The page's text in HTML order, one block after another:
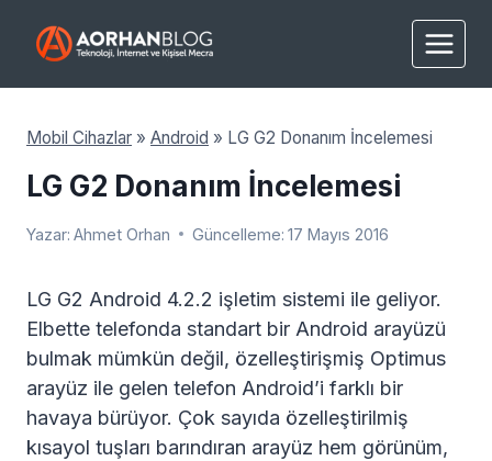
Mobil Cihazlar » Android » LG G2 Donanım İncelemesi
LG G2 Donanım İncelemesi
Yazar: Ahmet Orhan Güncelleme: 17 Mayıs 2016
LG G2 Android 4.2.2 işletim sistemi ile geliyor.
Elbette telefonda standart bir Android arayüzü
bulmak mümkün değil, özelleştirişmiş Optimus
arayüz ile gelen telefon Android’i farklı bir
havaya bürüyor. Çok sayıda özelleştirilmiş
kısayol tuşları barındıran arayüz hem görünüm,